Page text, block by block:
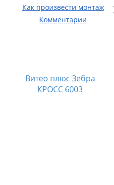
Как произвести монтаж
Комментарии
Витео плюс Зебра
КРОСС 6003